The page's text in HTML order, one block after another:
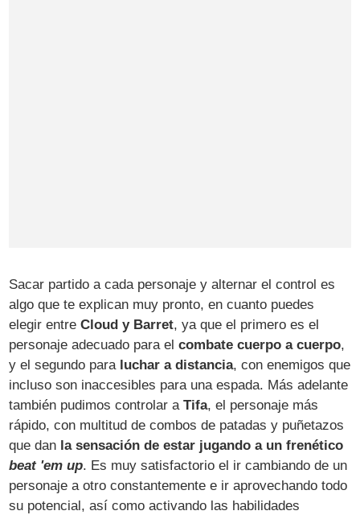
Sacar partido a cada personaje y alternar el control es
algo que te explican muy pronto, en cuanto puedes
elegir entreCloud y Barret, ya que el primero es el
personaje adecuado para elcombate cuerpo a cuerpo,
y el segundo para luchar a distancia, con enemigos que
incluso son inaccesibles para una espada. Más adelante
también pudimos controlar aTifa, el personaje más
rápido, con multitud de combos de patadas y puñetazos
que dan la sensación de estar jugando a un frenético
beat 'em up. Es muy satisfactorio el ir cambiando de un
personaje a otro constantemente e ir aprovechando todo
su potencial, así como activando las habilidades